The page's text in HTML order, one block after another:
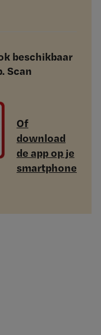
beschikbaar
Scan
Of
download
de app op je
smartphone